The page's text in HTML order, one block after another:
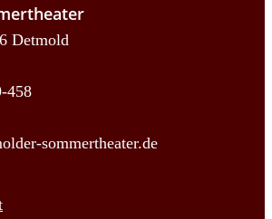
Detmold
458
sommertheater.de